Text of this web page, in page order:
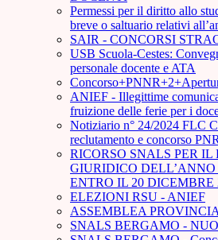
Permessi per il diritto allo
breve o saltuario relativi
SAIR - CONCORSI
USB Scuola-Cestes:
personale docente e ATA
ANIEF - Illegittime
fruizione delle ferie per i
Notiziario n° 24/2024 FLC
reclutamento e concorso
RICORSO SNALS PER
GIURIDICO DELL’ANNO
ENTRO IL 20 DICEMBRE
ELEZIONI RSU - ANIEF
ASSEMBLEA
SNALS BERGAMO -